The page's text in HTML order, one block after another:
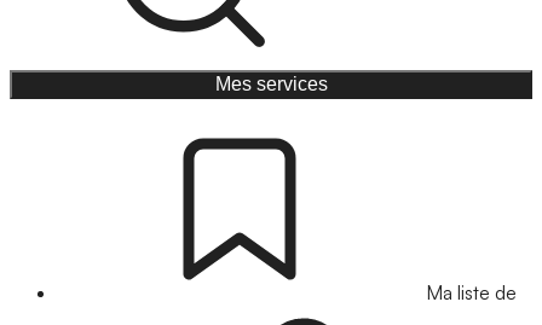
Mes services
Ma liste de